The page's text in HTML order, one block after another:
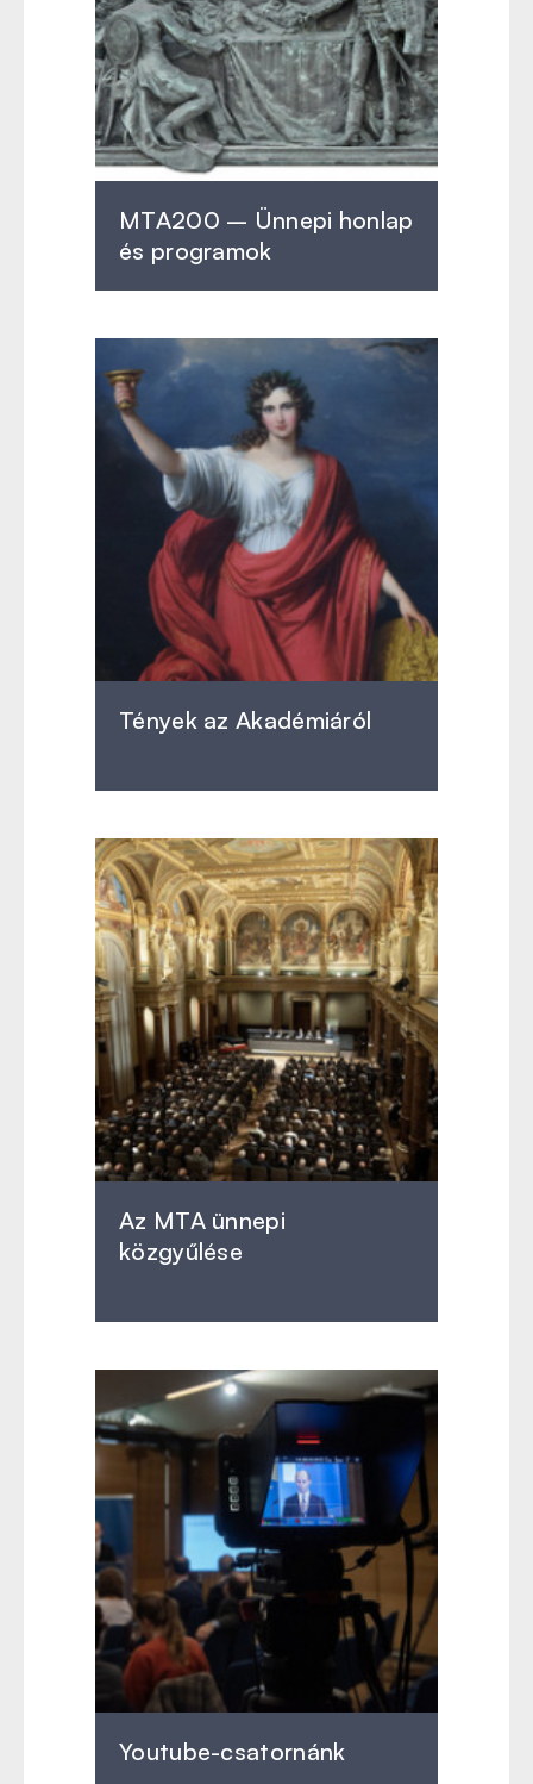
MTA200 – Ünnepi honlap
és programok
Tények az Akadémiáról
Az MTA ünnepi
közgyűlése
Youtube-csatornánk